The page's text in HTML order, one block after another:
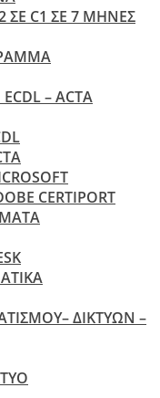
ΣΕ C1 ΣΕ 7 ΜΉΝΕΣ
– ACTA
CERTIPORT
ΔΙΚΤΥΩΝ –